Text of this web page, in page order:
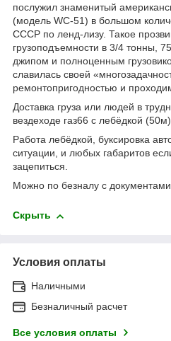
послужил знаменитый
(модель WC-51) в большом
CCCР по ленд-лизу. Такое
грузоподъемности в 3/4 тонны,
джипом и полноценным
славилась своей
ремонтопригодностью и
Доставка груза или людей в
вездеходе газ66 с лебёдкой
Работа лебёдкой, буксировка
ситуации, и любых габаритов
зацепиться.
Можно по безналу с
Скрыть
Условия оплаты
Наличными
Безналичный расчет
Все условия оплаты